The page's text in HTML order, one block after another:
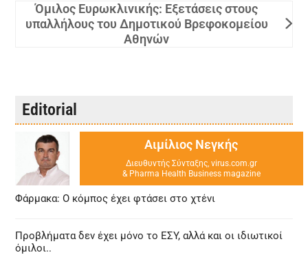
Όμιλος Ευρωκλινικής: Εξετάσεις στους
υπαλλήλους του Δημοτικού Βρεφοκομείου
Αθηνών
Editorial
Αιμίλιος Νεγκής
Διευθυντής Σύνταξης, virus.com.gr
& Pharma Health Business magazine
Φάρμακα: Ο κόμπος έχει φτάσει στο χτένι
Προβλήματα δεν έχει μόνο το ΕΣΥ, αλλά και οι ιδιωτικοί
όμιλοι..